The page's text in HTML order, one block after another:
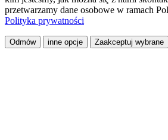
przetwarzamy dane osobowe w ramach
Polityka prywatności
Odmów inne opcje Zaakceptuj wybrane